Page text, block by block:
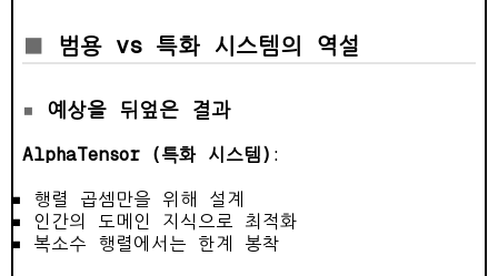
범용 vs 특화 시스템의 역설
예상을 뒤엎은 결과
AlphaTensor (특화 시스템) :
행렬 곱셈만을 위해 설계
인간의 도메인 지식으로 최적화
복소수 행렬에서는 한계 봉착